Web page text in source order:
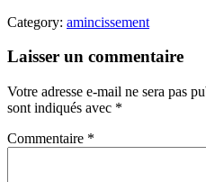
Category: amincissement
Laisser un commentaire
Votre adresse e-mail ne sera pas
sont indiqués avec *
Commentaire *